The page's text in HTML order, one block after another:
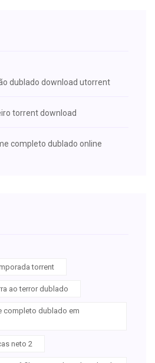
dublado download utorrent
torrent download
completo dublado online
torrent
ao terror dublado
completo dublado em
neto 2